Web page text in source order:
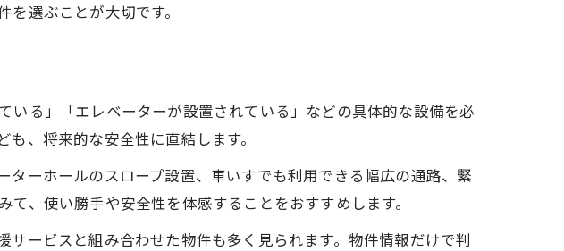
選ぶことが大切です。
る」「エレベーターが設置されている」などの具体的な設備を必
、将来的な安全性に直結します。
ーホールのスロープ設置、車いすでも利用できる幅広の通路、緊
、使い勝手や安全性を体感することをおすすめします。
ービスと組み合わせた物件も多く見られます。物件情報だけで判